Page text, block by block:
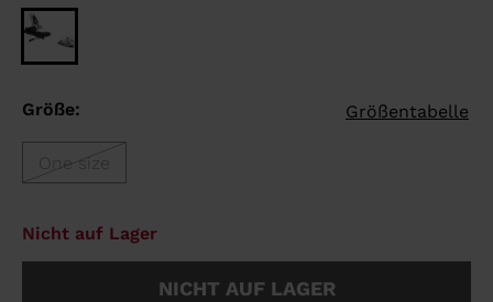
Größe: Größentabelle
One size
Nicht auf Lager
NICHT AUF LAGER